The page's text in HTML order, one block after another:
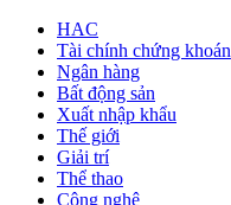
HAC
Tài chính chứng khoán
Ngân hàng
Bất động sản
Xuất nhập khẩu
Thế giới
Giải trí
Thể thao
Công nghệ